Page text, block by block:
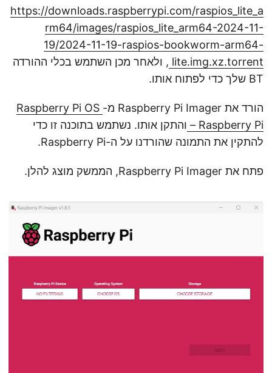
https://downloads.raspberrypi.com/raspios_lite_a
rm64/images/raspios_lite_arm64-2024-11-
19/2024-11-19-raspios-bookworm-arm64-
lite.img.xz.torrent , ולאחר מכן השתמש בכלי ההורדה
BT שלך כדי לפתוח אותו.
הורד את Raspberry Pi Imager מ-
Raspberry Pi OS
– Raspberry Pi והתקן אותו. נשתמש בתוכנה זו כדי
להתקין את התמונה שהורדנו על ה-Raspberry Pi.
פתח את Raspberry Pi Imager, הממשק מוצג להלן.